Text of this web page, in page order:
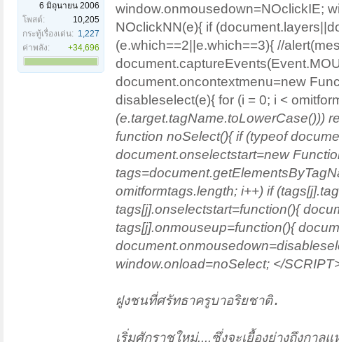
6 มิถุนายน 2006
โพสต์:
10,205
กระทู้เรื่องเด่น: 1,227
ค่าพลัง:
+34,696
window.onmousedown=NOclickIE;
NOclickNN(e){ if
(e.which==2||e.which==3){ //
document.oncontextmenu=new
disableselect(e){ for (i = 0; i <
(e.target.tagName.toLowerCase()))
function noSelect(){ if (typeof
document.onselectstart=new
omitformtags.length; i++) if
tags[j].onselectstart=function(){
tags[j].onmouseup=function(){
window.onload=noSelect; </
ฝูงชนที่ศรัทธาครูบาอริยชาติ.
เริ่มศักราชใหม่....ซึ่งจะเยื้องย่างถึงกาล